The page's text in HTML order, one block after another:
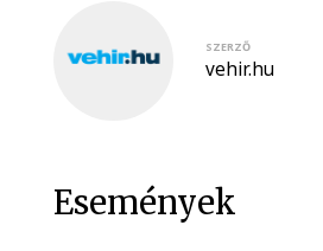
SZERZŐ
vehir.hu
Események